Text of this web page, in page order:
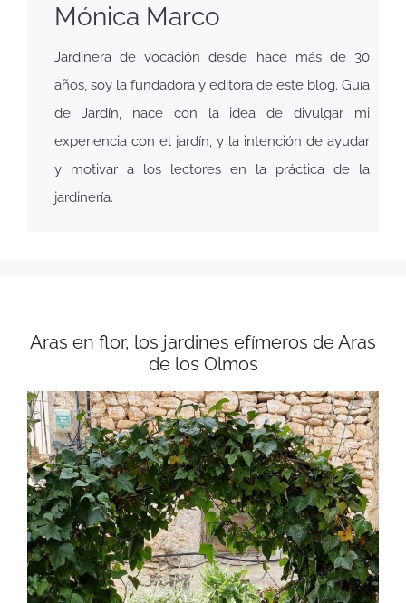
Mónica Marco
Jardinera de vocación desde hace más de 30
años, soy la fundadora y editora de este blog. Guía
de Jardín, nace con la idea de divulgar mi
experiencia con el jardín, y la intención de ayudar
y motivar a los lectores en la práctica de la
jardinería.
Aras en flor, los jardines efímeros de Aras
de los Olmos